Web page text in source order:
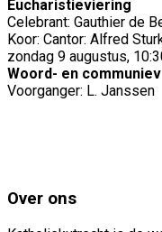
Eucharistieviering
Celebrant: Gauthier de
Koor: Cantor: Alfred
zondag 9 augustus,
Woord- en
Voorganger: L. Janssen
Over ons